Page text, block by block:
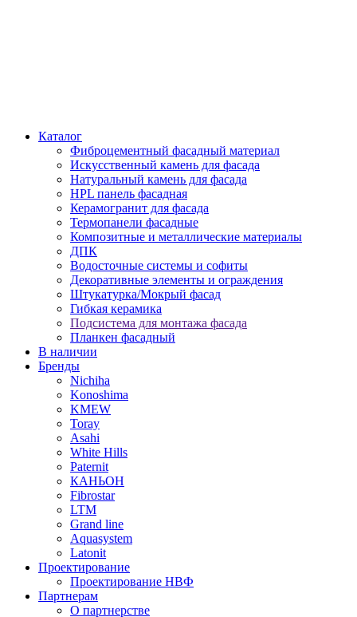
Каталог
Фиброцементный фасадный материал
Искусственный камень для фасада
Натуральный камень для фасада
HPL панель фасадная
Керамогранит для фасада
Термопанели фасадные
Композитные и металлические материалы
ДПК
Водосточные системы и софиты
Декоративные элементы и ограждения
Штукатурка/Мокрый фасад
Гибкая керамика
Подсистема для монтажа фасада
Планкен фасадный
В наличии
Бренды
Nichiha
Konoshima
KMEW
Toray
Asahi
White Hills
Paternit
КАНЬОН
Fibrostar
LTM
Grand line
Aquasystem
Latonit
Проектирование
Проектирование НВФ
Партнерам
О партнерстве